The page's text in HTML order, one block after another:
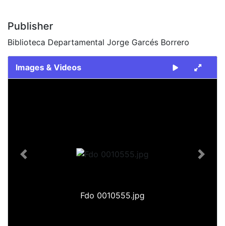
Publisher
Biblioteca Departamental Jorge Garcés Borrero
Images & Videos
Fdo 0010555.jpg
Previous Next